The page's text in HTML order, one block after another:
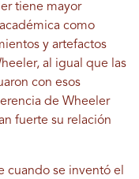
tiene mayor
como
y artefactos
al igual que las
con esos
de Wheeler
fuerte su relación
cuando se inventó el